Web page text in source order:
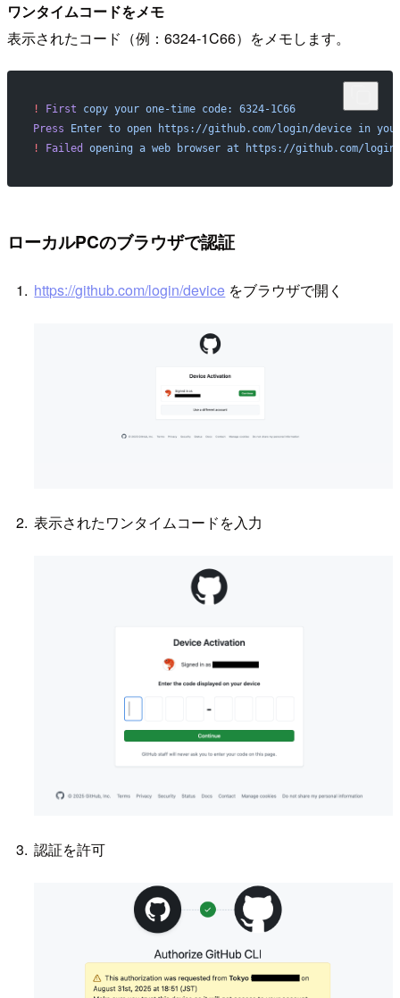
ワンタイムコードをメモ
表示されたコード（例：6324-1C66）をメモします。
! First copy your one-time code:
6324-1C66
Press Enter to open https://github.com/login/device in
!
Failed opening a web browser at https://github.com/
ローカルPCのブラウザで認証
https://github.com/login/device をブラウザで開く
表示されたワンタイムコードを入力
認証を許可